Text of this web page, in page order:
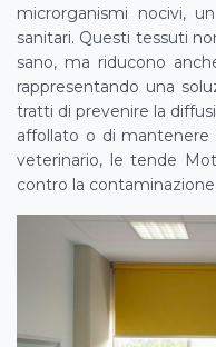
microrganismi nocivi,
sanitari. Questi tessuti
sano, ma riducono
rappresentando una
tratti di prevenire la
affollato o di
veterinario, le tende
contro la contaminazione.